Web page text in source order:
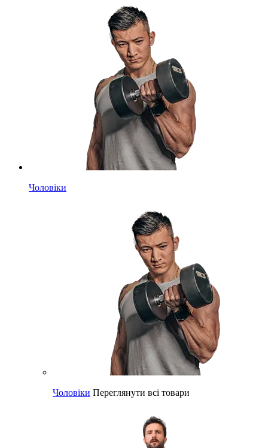
Чоловіки
Чоловіки Переглянути всі товари